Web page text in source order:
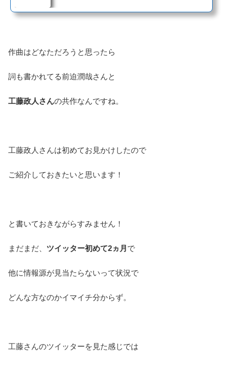
作曲はどなただろうと思ったら
詞も書かれてる前迫潤哉さんと
工藤政人さんの共作なんですね。
工藤政人さんは初めてお見かけしたので
ご紹介しておきたいと思います！
と書いておきながらすみません！
まだまだ、 ツイッター初めて2ヵ月 で
他に情報源が見当たらないって状況で
どんな方なのかイマイチ分からず。
工藤さんのツイッターを見た感じでは